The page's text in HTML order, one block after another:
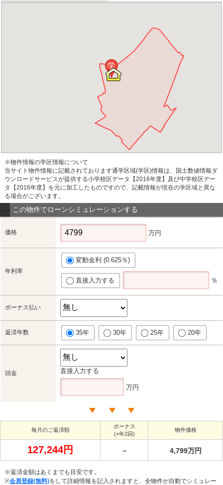
学
※物件情報の学区情報について
当サイト物件情報に記載されております通学区域(学区)情報は、国土数値情報ダ
ウンロードサービスが提供する小学校区データ【2016年度】及び中学校区デー
タ【2016年度】を元に加工したものですので、記載情報が現在の学区域と異な
る場合がございます。
この物件でローンシミュレーションする
価格 万円
年利率
変動金利 (0.625％)
直接入力する ％
ボーナス払い
返済年数 35年 30年 25年 20年
頭金 直接入力する
万円
毎月のご返済額
ボーナス
(×年2回)
物件価格
127,244円 － 4,799万円
※返済金額はあくまでも目安です。
※会員登録(無料)をして詳細情報を記入されますと、全物件が自動でシミュレー